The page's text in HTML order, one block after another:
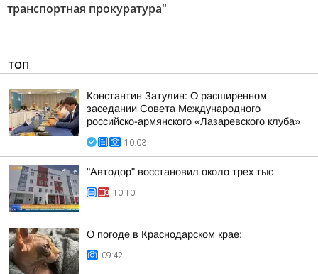
транспортная прокуратура"
ТОП
Константин Затулин: О расширенном
заседании Совета Международного
российско-армянского «Лазаревского клуба»
10:03
"Автодор" восстановил около трех тыс
10:10
О погоде в Краснодарском крае:
09:42